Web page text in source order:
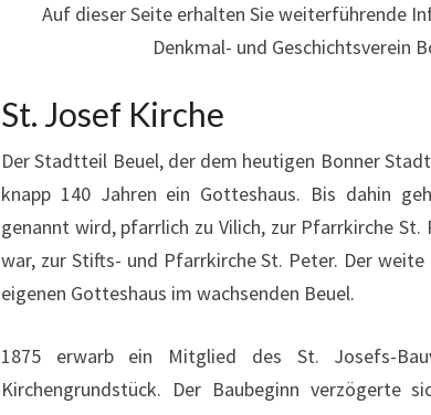
E
T
R
:
S
T
O
S
Auf dieser Seite erhalten Sie weiterführende
Denkmal- und Geschichtsverein
St. Josef Kirche
Der Stadtteil Beuel, der dem heutigen Bonner
knapp 140 Jahren ein Gotteshaus. Bis dahin
genannt wird, pfarrlich zu Vilich, zur Pfarrkirche
war, zur Stifts- und Pfarrkirche St. Peter. Der
eigenen Gotteshaus im wachsenden Beuel.
1875 erwarb ein Mitglied des St. Josefs-
Kirchengrundstück. Der Baubeginn verzögerte